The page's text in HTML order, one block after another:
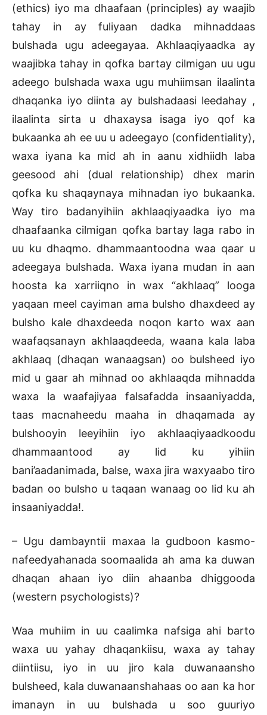
(ethics) iyo ma dhaafaan (principles) ay waajib
tahay in ay fuliyaan dadka mihnaddaas
bulshada ugu adeegayaa. Akhlaaqiyaadka ay
waajibka tahay in qofka bartay cilmigan uu ugu
adeego bulshada waxa ugu muhiimsan ilaalinta
dhaqanka iyo diinta ay bulshadaasi leedahay ,
ilaalinta sirta u dhaxaysa isaga iyo qof ka
bukaanka ah ee uu u adeegayo (confidentiality),
waxa iyana ka mid ah in aanu xidhiidh laba
geesood ahi (dual relationship) dhex marin
qofka ku shaqaynaya mihnadan iyo bukaanka.
Way tiro badanyihiin akhlaaqiyaadka iyo ma
dhaafaanka cilmigan qofka bartay laga rabo in
uu ku dhaqmo. dhammaantoodna waa qaar u
adeegaya bulshada. Waxa iyana mudan in aan
hoosta ka xarriiqno in wax “akhlaaq” looga
yaqaan meel cayiman ama bulsho dhaxdeed ay
bulsho kale dhaxdeeda noqon karto wax aan
waafaqsanayn akhlaaqdeeda, waana kala laba
akhlaaq (dhaqan wanaagsan) oo bulsheed iyo
mid u gaar ah mihnad oo akhlaaqda mihnadda
waxa la waafajiyaa falsafadda insaaniyadda,
taas macnaheedu maaha in dhaqamada ay
bulshooyin leeyihiin iyo akhlaaqiyaadkoodu
dhammaantood ay lid ku yihiin
bani’aadanimada, balse, waxa jira waxyaabo tiro
badan oo bulsho u taqaan wanaag oo lid ku ah
insaaniyadda!.
– Ugu dambayntii maxaa la gudboon kasmo-
nafeedyahanada soomaalida ah ama ka duwan
dhaqan ahaan iyo diin ahaanba dhiggooda
(western psychologists)?
Waa muhiim in uu caalimka nafsiga ahi barto
waxa uu yahay dhaqankiisu, waxa ay tahay
diintiisu, iyo in uu jiro kala duwanaansho
bulsheed, kala duwanaanshahaas oo aan ka hor
imanayn in uu bulshada u soo guuriyo